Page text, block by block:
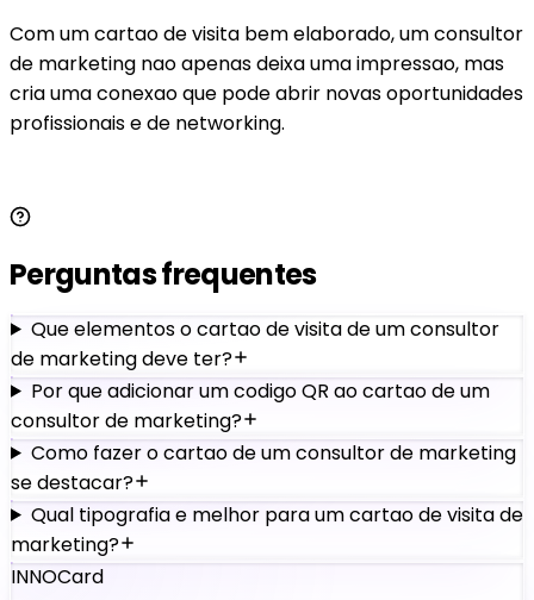
Com um cartao de visita bem elaborado, um consultor
de marketing nao apenas deixa uma impressao, mas
cria uma conexao que pode abrir novas oportunidades
profissionais e de networking.
Perguntas frequentes
Que elementos o cartao de visita de um consultor
de marketing deve ter?
Por que adicionar um codigo QR ao cartao de um
consultor de marketing?
Como fazer o cartao de um consultor de marketing
se destacar?
Qual tipografia e melhor para um cartao de visita de
marketing?
INNOCard